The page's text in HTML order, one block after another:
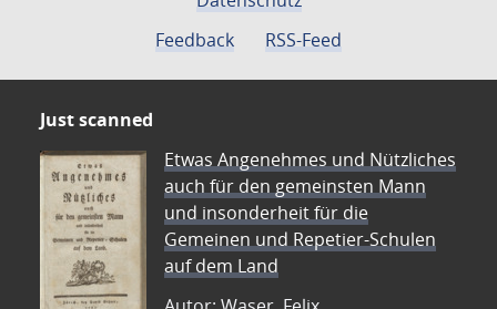
Feedback
RSS-Feed
Just scanned
Etwas Angenehmes und Nützliches
auch für den gemeinsten Mann
und insonderheit für die
Gemeinen und Repetier-Schulen
auf dem Land